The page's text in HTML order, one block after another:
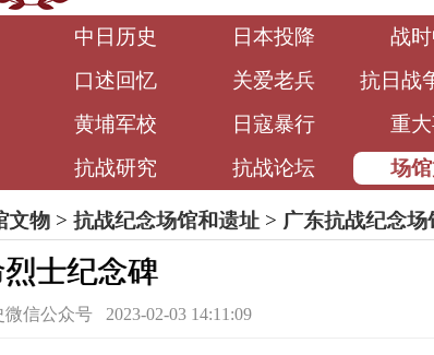
中日历史 日本投降 战
口述回忆 关爱老兵 抗日战
黄埔军校 日寇暴行 重
抗战研究 抗战论坛 场
文物 > 抗战纪念场馆和遗址 > 广东抗战纪念场
士纪念碑
信公众号 2023-02-03 14:11:09